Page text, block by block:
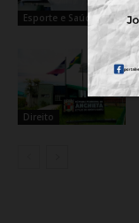
Esporte e Saúde
Direito